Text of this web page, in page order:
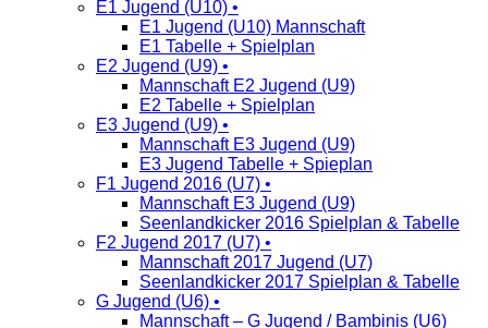
E1 Jugend (U10) •
E1 Jugend (U10) Mannschaft
E1 Tabelle + Spielplan
E2 Jugend (U9) •
Mannschaft E2 Jugend (U9)
E2 Tabelle + Spielplan
E3 Jugend (U9) •
Mannschaft E3 Jugend (U9)
E3 Jugend Tabelle + Spieplan
F1 Jugend 2016 (U7) •
Mannschaft E3 Jugend (U9)
Seenlandkicker 2016 Spielplan & Tabelle
F2 Jugend 2017 (U7) •
Mannschaft 2017 Jugend (U7)
Seenlandkicker 2017 Spielplan & Tabelle
G Jugend (U6) •
Mannschaft – G Jugend / Bambinis (U6)